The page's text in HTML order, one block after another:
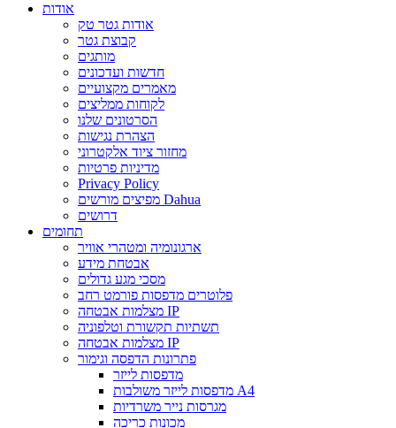
אודות
אודות גטר טק
קבוצת גטר
מותגים
חדשות ועדכונים
מאמרים מקצועיים
לקוחות ממליצים
הסרטונים שלנו
הצהרת נגישות
מחזור ציוד אלקטרוני
מדיניות פרטיות
Privacy Policy
מפיצים מורשים Dahua
דרושים
תחומים
ארגונומיה ומטהרי אוויר
אבטחת מידע
מסכי מגע גדולים
פלוטרים מדפסות פורמט רחב
מצלמות אבטחה IP
תשתיות תקשורת וטלפוניה
מצלמות אבטחה IP
פתרונות הדפסה וגימור
מדפסות לייזר
מדפסות לייזר משולבות A4
מגרסות נייר משרדיות
מכונות כריכה